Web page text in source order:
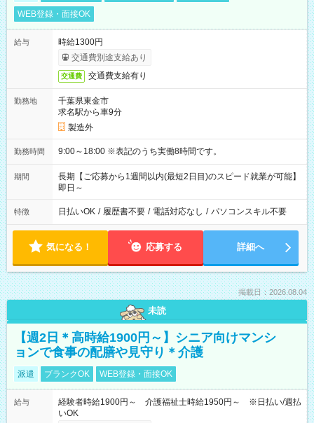
WEB登録・面接OK
給与
時給1300円
交通費別途支給あり
交通費 交通費支給有り
勤務地
千葉県東金市
求名駅から車9分
製造外
勤務時間 9:00～18:00 ※表記のうち実働8時間です。
期間
長期【ご応募から1週間以内(最短2日目)のスピード就業が可能】
即日～
特徴 日払いOK / 履歴書不要 / 電話対応なし / パソコンスキル不要
気になる！ 応募する 詳細へ
掲載日：2026.08.04
未読
【週2日＊高時給1900円～】シニア向けマンシ
ョンで食事の配膳や見守り＊介護
派遣 ブランクOK WEB登録・面接OK
給与
経験者時給1900円～ 介護福祉士時給1950円～ ※日払い/週払
いOK